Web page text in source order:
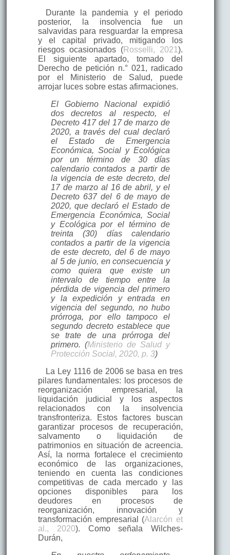
Durante la pandemia y el periodo
posterior, la insolvencia fue un
salvavidas para resguardar la empresa
y el capital privado, mitigando los
riesgos ocasionados (Rosselli, 2021).
El siguiente apartado, tomado del
Derecho de petición n.° 021, radicado
por el Ministerio de Salud, puede
arrojar luces sobre estas afirmaciones.
El Gobierno Nacional expidió
dos decretos al respecto, el
Decreto 417 del 17 de marzo de
2020, a través del cual declaró
el Estado de Emergencia
Económica, Social y Ecológica
por un término de 30 días
calendario contados a partir de
la vigencia de este decreto, del
17 de marzo al 16 de abril, y el
Decreto 637 del 6 de mayo de
2020, que declaró el Estado de
Emergencia Económica, Social
y Ecológica por el término de
treinta (30) días calendario
contados a partir de la vigencia
de este decreto, del 6 de mayo
al 5 de junio, en consecuencia y
como quiera que existe un
intervalo de tiempo entre la
pérdida de vigencia del primero
y la expedición y entrada en
vigencia del segundo, no hubo
prórroga, por ello tampoco el
segundo decreto establece que
se trate de una prórroga del
primero. (Ministerio de Salud y
Protección Social, 2020, p. 3)
La Ley 1116 de 2006 se basa en tres
pilares fundamentales: los procesos de
reorganización empresarial, la
liquidación judicial y los aspectos
relacionados con la insolvencia
transfronteriza. Estos factores buscan
garantizar procesos de recuperación,
salvamento o liquidación de
patrimonios en situación de acreencia.
Así, la norma fortalece el crecimiento
económico de las organizaciones,
teniendo en cuenta las condiciones
competitivas de cada mercado y las
opciones disponibles para los
deudores en procesos de
reorganización, innovación y
transformación empresarial (Alarcón et
al., 2020). Como señala Wilches-
Durán,